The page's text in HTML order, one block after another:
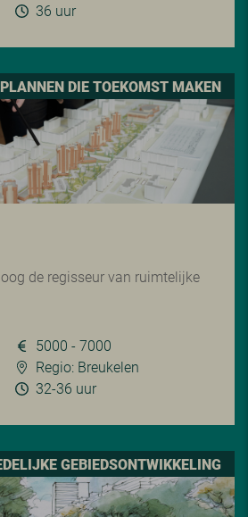
36 uur
PLANNEN DIE TOEKOMST MAKEN
de regisseur van ruimtelijke
5000 - 7000
Regio: Breukelen
32-36 uur
GEBIEDSONTWIKKELING